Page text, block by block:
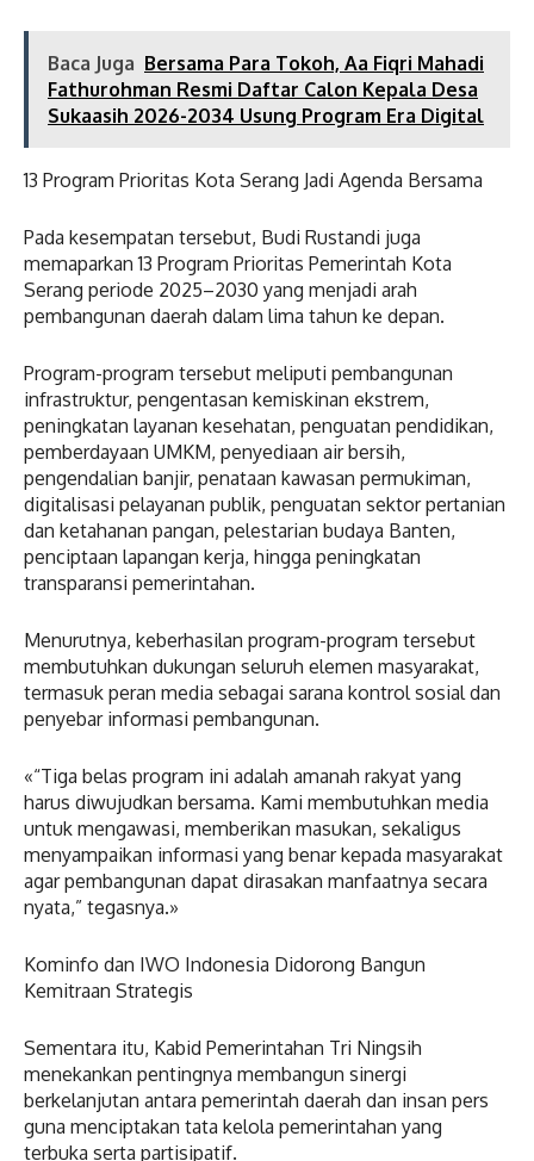
Baca Juga Bersama Para Tokoh, Aa Fiqri Mahadi
Fathurohman Resmi Daftar Calon Kepala Desa
Sukaasih 2026-2034 Usung Program Era Digital
13 Program Prioritas Kota Serang Jadi Agenda Bersama
Pada kesempatan tersebut, Budi Rustandi juga
memaparkan 13 Program Prioritas Pemerintah Kota
Serang periode 2025–2030 yang menjadi arah
pembangunan daerah dalam lima tahun ke depan.
Program-program tersebut meliputi pembangunan
infrastruktur, pengentasan kemiskinan ekstrem,
peningkatan layanan kesehatan, penguatan pendidikan,
pemberdayaan UMKM, penyediaan air bersih,
pengendalian banjir, penataan kawasan permukiman,
digitalisasi pelayanan publik, penguatan sektor pertanian
dan ketahanan pangan, pelestarian budaya Banten,
penciptaan lapangan kerja, hingga peningkatan
transparansi pemerintahan.
Menurutnya, keberhasilan program-program tersebut
membutuhkan dukungan seluruh elemen masyarakat,
termasuk peran media sebagai sarana kontrol sosial dan
penyebar informasi pembangunan.
«“Tiga belas program ini adalah amanah rakyat yang
harus diwujudkan bersama. Kami membutuhkan media
untuk mengawasi, memberikan masukan, sekaligus
menyampaikan informasi yang benar kepada masyarakat
agar pembangunan dapat dirasakan manfaatnya secara
nyata,” tegasnya.»
Kominfo dan IWO Indonesia Didorong Bangun
Kemitraan Strategis
Sementara itu, Kabid Pemerintahan Tri Ningsih
menekankan pentingnya membangun sinergi
berkelanjutan antara pemerintah daerah dan insan pers
guna menciptakan tata kelola pemerintahan yang
terbuka serta partisipatif.